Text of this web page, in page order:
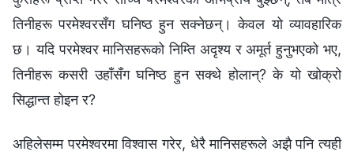
तिनीहरू परमेश्‍वरसँग घनिष्ठ हुन सक्‍नेछन्‌। केवल यो व्यावहारिक
छ। यदि परमेश्‍वर मानिसहरूको निम्ति अदृश्य र अमूर्त हुनुभएको भए,
तिनीहरू कसरी उहाँसँग घनिष्ठ हुन सक्थे होलान्‌? के यो खोक्रो
सिद्धान्त होइन र?
अहिलेसम्म परमेश्‍वरमा विश्‍वास गरेर, धेरै मानिसहरूले अझै पनि त्यही